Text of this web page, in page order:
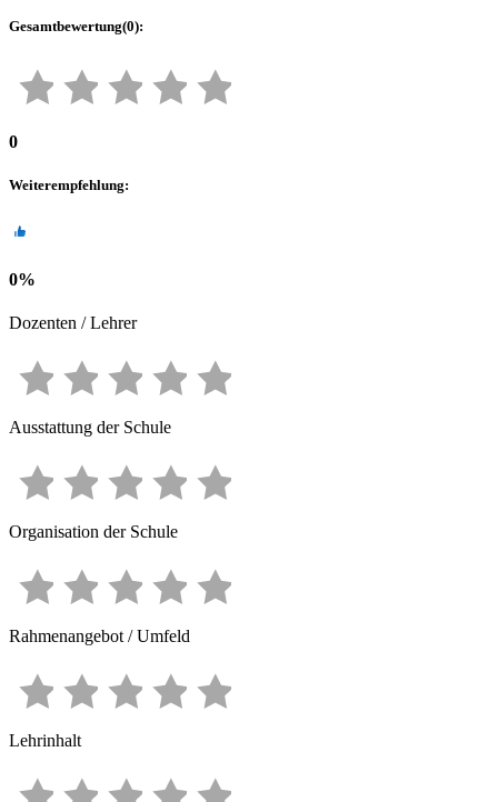
Gesamtbewertung(0):
0
Weiterempfehlung:
0%
Dozenten / Lehrer
Ausstattung der Schule
Organisation der Schule
Rahmenangebot / Umfeld
Lehrinhalt